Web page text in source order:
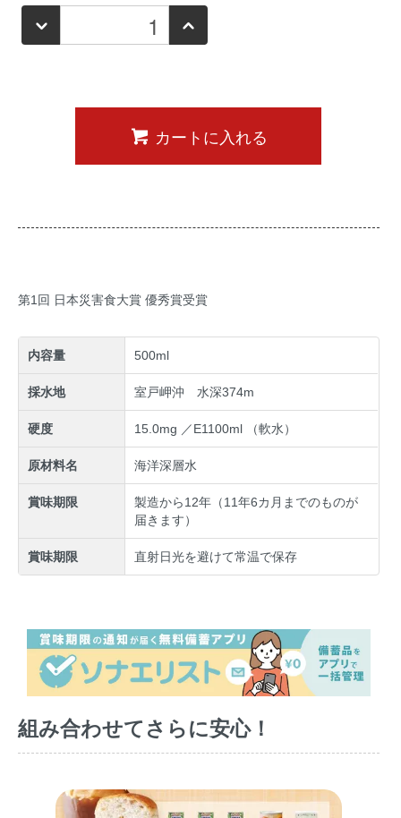
カートに入れる
第1回 日本災害食大賞 優秀賞受賞
内容量 500ml
採水地 室戸岬沖 水深374m
硬度 15.0mg ／E1100ml （軟水）
原材料名 海洋深層水
賞味期限
製造から12年（11年6カ月までのものが
届きます）
賞味期限 直射日光を避けて常温で保存
組み合わせてさらに安心！